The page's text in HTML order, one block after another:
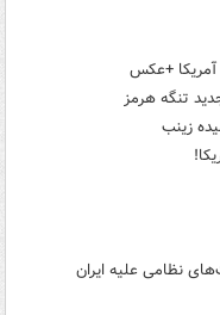
تنگه هرمز
زینب
نظامی علیه ایران